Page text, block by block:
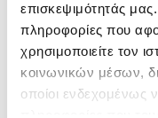
επισκεψιμότητάς
πληροφορίες που
χρησιμοποιείτε τον
κοινωνικών μέσων,
οποίοι ενδεχομένως
Επιστροφές Προϊόντων
Ίδια κατηγορία Ίδιο